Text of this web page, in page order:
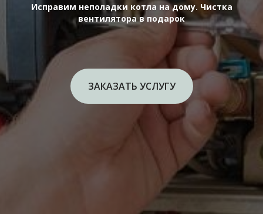
Исправим неполадки котла на дому. Чистка
вентилятора в подарок
ЗАКАЗАТЬ УСЛУГУ